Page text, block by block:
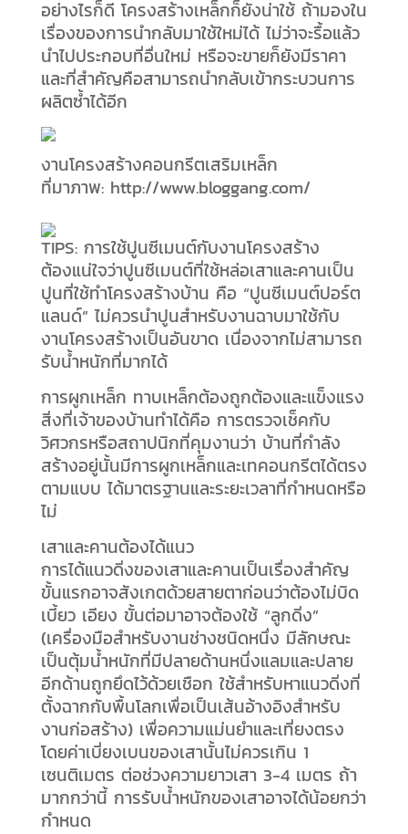
อย่างไรก็ดี โครงสร้างเหล็กก็ยังน่าใช้ ถ้ามองใน
เรื่องของการนำกลับมาใช้ใหม่ได้ ไม่ว่าจะรื้อแล้ว
นำไปประกอบที่อื่นใหม่ หรือจะขายก็ยังมีราคา
และที่สำคัญคือสามารถนำกลับเข้ากระบวนการ
ผลิตซ้ำได้อีก
งานโครงสร้างคอนกรีตเสริมเหล็ก
ที่มาภาพ: http://www.bloggang.com/
TIPS: การใช้ปูนซีเมนต์กับงานโครงสร้าง
ต้องแน่ใจว่าปูนซีเมนต์ที่ใช้หล่อเสาและคานเป็น
ปูนที่ใช้ทำโครงสร้างบ้าน คือ “ปูนซีเมนต์ปอร์ต
แลนด์” ไม่ควรนำปูนสำหรับงานฉาบมาใช้กับ
งานโครงสร้างเป็นอันขาด เนื่องจากไม่สามารถ
รับน้ำหนักที่มากได้
การผูกเหล็ก ทาบเหล็กต้องถูกต้องและแข็งแรง
สิ่งที่เจ้าของบ้านทำได้คือ การตรวจเช็คกับ
วิศวกรหรือสถาปนิกที่คุมงานว่า บ้านที่กำลัง
สร้างอยู่นั้นมีการผูกเหล็กและเทคอนกรีตได้ตรง
ตามแบบ ได้มาตรฐานและระยะเวลาที่กำหนดหรือ
ไม่
เสาและคานต้องได้แนว
การได้แนวดิ่งของเสาและคานเป็นเรื่องสำคัญ
ขั้นแรกอาจสังเกตด้วยสายตาก่อนว่าต้องไม่บิด
เบี้ยว เอียง ขั้นต่อมาอาจต้องใช้ “ลูกดิ่ง”
(เครื่องมือสำหรับงานช่างชนิดหนึ่ง มีลักษณะ
เป็นตุ้มน้ำหนักที่มีปลายด้านหนึ่งแลมและปลาย
อีกด้านถูกยึดไว้ด้วยเชือก ใช้สำหรับหาแนวดิ่งที่
ตั้งฉากกับพื้นโลกเพื่อเป็นเส้นอ้างอิงสำหรับ
งานก่อสร้าง) เพื่อความแม่นยำและเที่ยงตรง
โดยค่าเบี่ยงเบนของเสานั้นไม่ควรเกิน 1
เซนติเมตร ต่อช่วงความยาวเสา 3-4 เมตร ถ้า
มากกว่านี้ การรับน้ำหนักของเสาอาจได้น้อยกว่า
กำหนด